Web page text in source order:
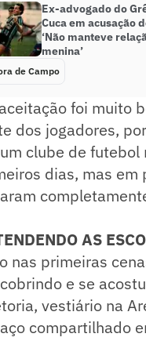
Ex-advogado do
Cuca em acusação
‘Não manteve
menina’
de Campo
foi muito
dos jogadores,
clube de futebol
dias, mas em
AS
nas primeiras
e se
vestiário na
compartilhado